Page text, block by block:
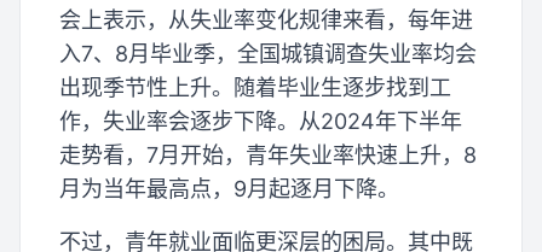
会上表示，从失业率变化规律来看，每年进
入7、8月毕业季，全国城镇调查失业率均会
出现季节性上升。随着毕业生逐步找到工
作，失业率会逐步下降。从2024年下半年
走势看，7月开始，青年失业率快速上升，8
月为当年最高点，9月起逐月下降。
不过，青年就业面临更深层的困局。其中既